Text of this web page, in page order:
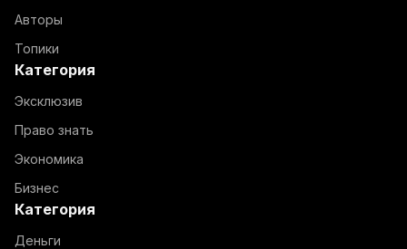
Авторы
Топики
Категория
Эксклюзив
Право знать
Экономика
Бизнес
Категория
Деньги